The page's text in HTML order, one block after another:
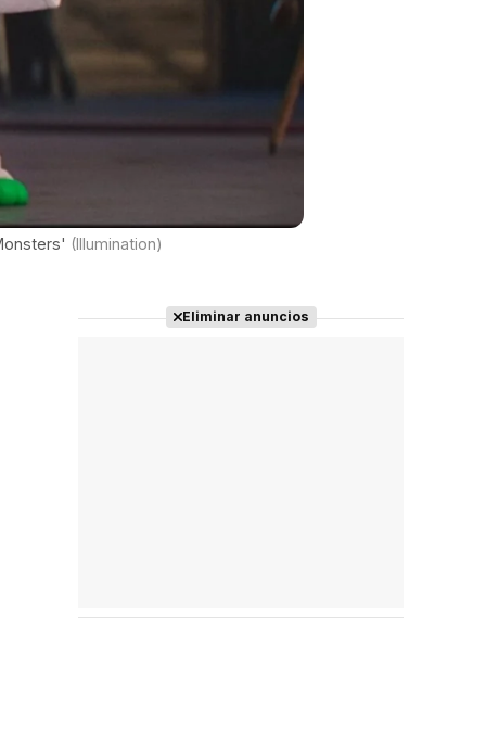
(Illumination)
Eliminar anuncios